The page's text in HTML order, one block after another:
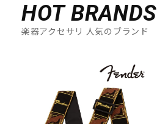
HOT BRANDS
楽器アクセサリ 人気のブランド